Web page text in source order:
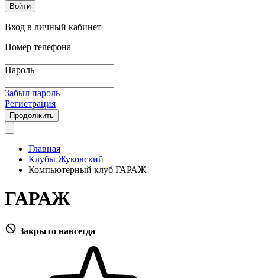
Войти
Вход в личный кабинет
Номер телефона
Пароль
Забыл пароль
Регистрация
Продолжить
Главная
Клубы Жуковский
Компьютерный клуб ГАРАЖ
ГАРАЖ
Закрыто навсегда